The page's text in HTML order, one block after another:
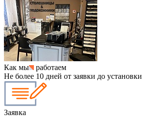
Как мы
работаем
Не более 10 дней от заявки до установки
Заявка